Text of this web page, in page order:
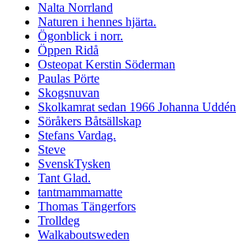
Nalta Norrland
Naturen i hennes hjärta.
Ögonblick i norr.
Öppen Ridå
Osteopat Kerstin Söderman
Paulas Pörte
Skogsnuvan
Skolkamrat sedan 1966 Johanna Uddén
Söråkers Båtsällskap
Stefans Vardag.
Steve
SvenskTysken
Tant Glad.
tantmammamatte
Thomas Tängerfors
Trolldeg
Walkaboutsweden